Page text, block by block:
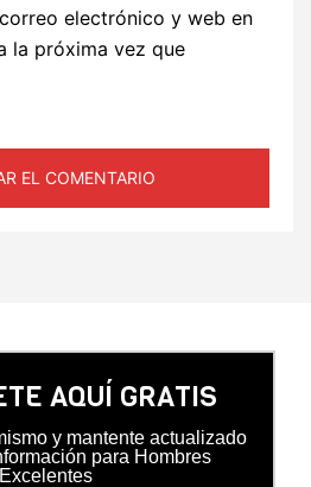
electrónico y web en
la próxima vez que
AQUÍ GRATIS
y mantente actualizado
para Hombres
Excelentes